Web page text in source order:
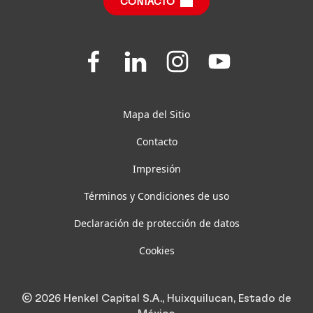
Preguntas Frecuentes
Join
Join
on
Join
on
Join
on
Mapa del Sitio
Contacto
Impresión
Términos y Condiciones de uso
Declaración de protección de datos
Cookies
© 2026 Henkel Capital S.A., Huixquilucan, Estado de